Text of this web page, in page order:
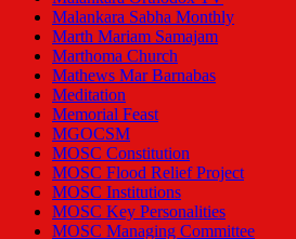
Malankara Sabha Monthly
Marth Mariam Samajam
Marthoma Church
Mathews Mar Barnabas
Meditation
Memorial Feast
MGOCSM
MOSC Constitution
MOSC Flood Relief Project
MOSC Institutions
MOSC Key Personalities
MOSC Managing Committee